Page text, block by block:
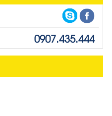
0907.435.444